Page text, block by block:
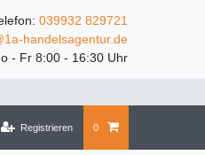
039932 829721
handelsagentur.de
- Fr 8:00 - 16:30 Uhr
Registrieren 0